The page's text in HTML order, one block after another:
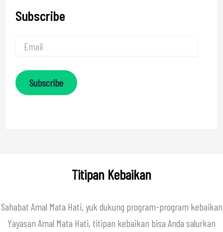
Subscribe
Subscribe
Titipan Kebaikan
Sahabat Amal Mata Hati, yuk dukung program-program kebaikan
Yayasan Amal Mata Hati, titipan kebaikan bisa Anda salurkan